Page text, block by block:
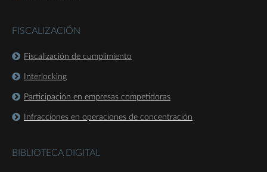
FISCALIZACIÓN
Fiscalización de cumplimiento
Interlocking
Participación en empresas competidoras
Infracciones en operaciones de concentración
BIBLIOTECA DIGITAL